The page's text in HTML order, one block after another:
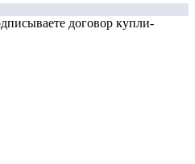
договор купли-